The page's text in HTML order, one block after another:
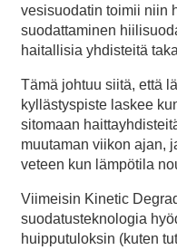
vesisuodatin toimii niin
suodattaminen
haitallisia yhdisteitä
Tämä johtuu siitä, että
kyllästyspiste laskee
sitomaan
muutaman viikon ajan,
veteen kun lämpötila
Viimeisin Kinetic
suodatusteknologia
huipputuloksin (kuten